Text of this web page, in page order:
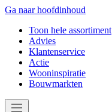
Ga naar hoofdinhoud
Toon hele assortiment
Advies
Klantenservice
Actie
Wooninspiratie
Bouwmarkten